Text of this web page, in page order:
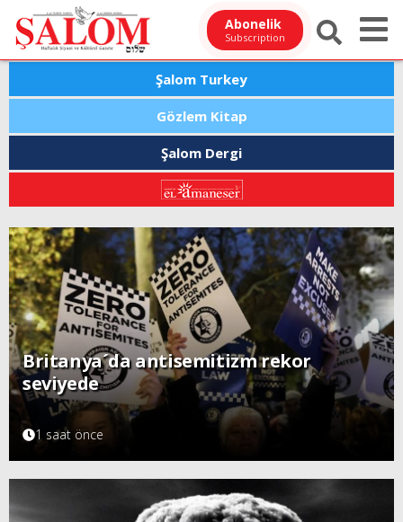
Abonelik
Subscription
Şalom Turkey
Gözlem Kitap
Şalom Dergi
Britanya´da antisemitizm rekor
seviyede
1 saat önce